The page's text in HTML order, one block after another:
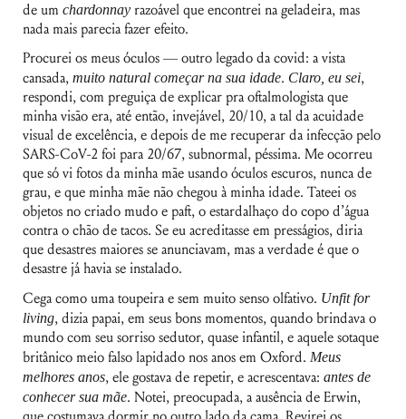
de umchardonnay razoável que encontrei na geladeira, mas
nada mais parecia fazer efeito.
Procurei os meus óculos — outro legado da covid: a vista
cansada,muito natural começar na sua idade. Claro, eu sei,
respondi, com preguiça de explicar pra oftalmologista que
minha visão era, até então, invejável, 20/10, a tal da acuidade
visual de excelência, e depois de me recuperar da infecção pelo
SARS-CoV-2 foi para 20/67, subnormal, péssima. Me ocorreu
que só vi fotos da minha mãe usando óculos escuros, nunca de
grau, e que minha mãe não chegou à minha idade. Tateei os
objetos no criado mudo e paft, o estardalhaço do copo d’água
contra o chão de tacos. Se eu acreditasse em presságios, diria
que desastres maiores se anunciavam, mas a verdade é que o
desastre já havia se instalado.
Cega como uma toupeira e sem muito senso olfativo. Unfit for
living, dizia papai, em seus bons momentos, quando brindava o
mundo com seu sorriso sedutor, quase infantil, e aquele sotaque
britânico meio falso lapidado nos anos em Oxford.Meus
melhores anos, ele gostava de repetir, e acrescentava:antes de
conhecer sua mãe. Notei, preocupada, a ausência de Erwin,